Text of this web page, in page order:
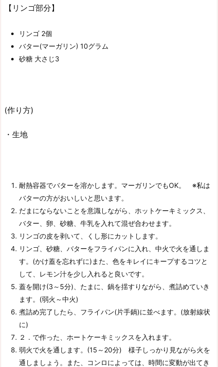
【リンゴ部分】
リンゴ 2個
バター(マーガリン) 10グラム
砂糖 大さじ3
(作り方)
・生地
耐熱容器でバターを溶かします。マーガリンでもOK。 ※私は
バターの方がおいしいと思います。
だまにならないことを意識しながら、ホットケーキミックス、
バター、卵、砂糖、牛乳を入れて混ぜ合わせます。
リンゴの皮を剥いて、くし形にカットします。
リンゴ、砂糖、バターをフライパンに入れ、中火で火を通しま
す。(かけ蓋を忘れずに)また、色をキレイにキープするコツと
して、レモン汁を少し入れると良いです。
蓋を開け(3～5分)、たまに、鍋を揺すりながら、煮詰めていき
ます。(弱火～中火)
煮詰め完了したら、フライパン(片手鍋)に並べます。(放射線状
に)
２．で作った、ホートケーキミックスを入れます。
弱火で火を通します。(15～20分) 様子しっかり見ながら火を
通しましょう。また、コンロによっては、時間に変動が出てき